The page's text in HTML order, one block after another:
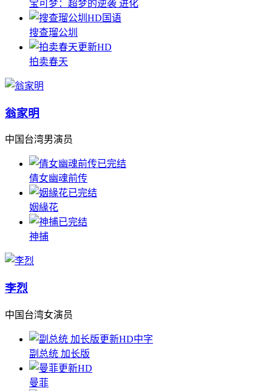
宝可梦：超梦的逆袭 进化
HD国语
搜查瑠公圳
更新HD
拍卖春天
翁家明
中国台湾男演员
已完结
倩女幽魂前传
已完结
姻緣花
已完结
神捕
李烈
中国台湾女演员
更新HD中字
副总统 加长版
更新HD
曼菲